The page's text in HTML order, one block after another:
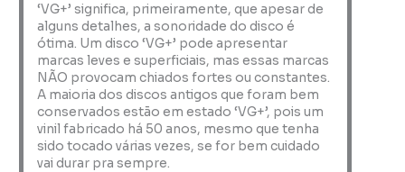
‘VG+’ significa, primeiramente, que apesar de
alguns detalhes, a sonoridade do disco é
ótima. Um disco ‘VG+’ pode apresentar
marcas leves e superficiais, mas essas marcas
NÃO provocam chiados fortes ou constantes.
A maioria dos discos antigos que foram bem
conservados estão em estado ‘VG+’, pois um
vinil fabricado há 50 anos, mesmo que tenha
sido tocado várias vezes, se for bem cuidado
vai durar pra sempre.